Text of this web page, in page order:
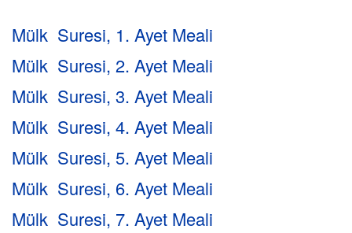
Mülk Suresi, 1. Ayet Meali
Mülk Suresi, 2. Ayet Meali
Mülk Suresi, 3. Ayet Meali
Mülk Suresi, 4. Ayet Meali
Mülk Suresi, 5. Ayet Meali
Mülk Suresi, 6. Ayet Meali
Mülk Suresi, 7. Ayet Meali